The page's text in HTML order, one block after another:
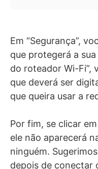
Em “Segurança”,
que protegerá a
do roteador Wi-Fi”,
que deverá ser
que queira usar a
Por fim, se clicar
ele não aparecerá
ninguém.
depois de conectar